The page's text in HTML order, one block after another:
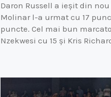
Daron Russell a ieșit din
Molinar l-a urmat cu 17
puncte. Cel mai bun
Nzekwesi cu 15 și Kris